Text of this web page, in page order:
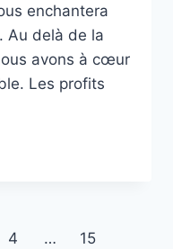
enchantera
Au delà de la
avons à cœur
Les profits
4 … 15